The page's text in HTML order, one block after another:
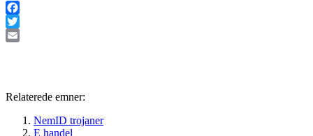
Facebook
Twitter
Relaterede emner:
NemID trojaner
E handel